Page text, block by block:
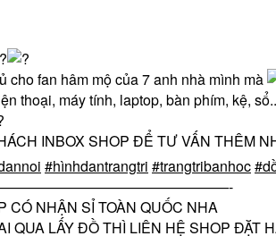
cho fan hâm mộ của 7 anh nhà mình mà
thoại, máy tính, laptop, bàn phím, kệ,
INBOX SHOP ĐỂ TƯ VẤN THÊM
#hìnhdantrangtri #trangtribanhoc
CÓ NHẬN SỈ TOÀN QUỐC NHA
QUA LẤY ĐỒ THÌ LIÊN HỆ SHOP ĐẶT